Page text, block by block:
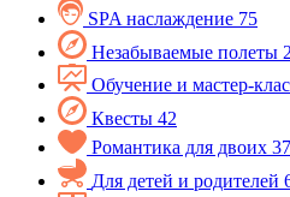
SPA наслаждение 75
Незабываемые полеты 2
Обучение и мастер-
Квесты 42
Романтика для двоих 37
Для детей и родителей